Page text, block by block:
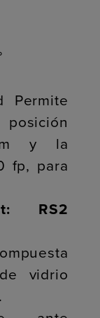
Permite
y la
fp, para
RS2
vidrio